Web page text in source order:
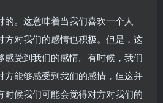
。这意味着当我们喜欢一个人
方对我们的感情也积极。但是，这
感受到我们的感情。有时候，我们
方能够感受到我们的感情，但这并
时候我们可能会觉得对方对我们的